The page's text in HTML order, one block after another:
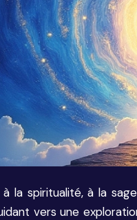
la spiritualité, à la
vers une